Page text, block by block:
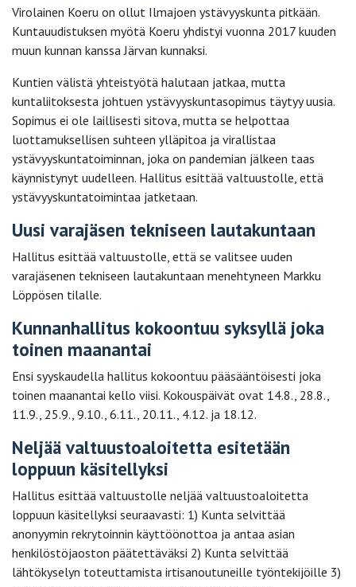
Virolainen Koeru on ollut Ilmajoen ystävyyskunta pitkään.
Kuntauudistuksen myötä Koeru yhdistyi vuonna 2017 kuuden
muun kunnan kanssa Järvan kunnaksi.
Kuntien välistä yhteistyötä halutaan jatkaa, mutta
kuntaliitoksesta johtuen ystävyyskuntasopimus täytyy uusia.
Sopimus ei ole laillisesti sitova, mutta se helpottaa
luottamuksellisen suhteen ylläpitoa ja virallistaa
ystävyyskuntatoiminnan, joka on pandemian jälkeen taas
käynnistynyt uudelleen. Hallitus esittää valtuustolle, että
ystävyyskuntatoimintaa jatketaan.
Uusi varajäsen tekniseen lautakuntaan
Hallitus esittää valtuustolle, että se valitsee uuden
varajäsenen tekniseen lautakuntaan menehtyneen Markku
Löppösen tilalle.
Kunnanhallitus kokoontuu syksyllä joka
toinen maanantai
Ensi syyskaudella hallitus kokoontuu pääsääntöisesti joka
toinen maanantai kello viisi. Kokouspäivät ovat 14.8., 28.8.,
11.9., 25.9., 9.10., 6.11., 20.11., 4.12. ja 18.12.
Neljää valtuustoaloitetta esitetään
loppuun käsitellyksi
Hallitus esittää valtuustolle neljää valtuustoaloitetta
loppuun käsitellyksi seuraavasti: 1) Kunta selvittää
anonyymin rekrytoinnin käyttöönottoa ja antaa asian
henkilöstöjaoston päätettäväksi 2) Kunta selvittää
lähtökyselyn toteuttamista irtisanoutuneille työntekijöille 3)